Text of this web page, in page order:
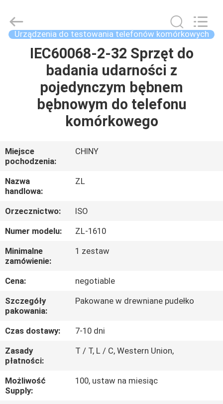
PRODUKTY
O
NAS
WYCIECZKA
PO
FABRYCE
KONTROLA
JAKOŚCI
SKONTAKTUJ
SIĘ
Z
NAMI
AKTUALNOŚCI
Technology
Ltd..
Urządzenia do testowania telefonów komórkowych
IEC60068-2-32 Sprzęt do
badania udarności z
pojedynczym bębnem
bębnowym do telefonu
komórkowego
Miejsce
pochodzenia:
CHINY
Nazwa
handlowa:
ZL
Orzecznictwo:
ISO
Numer modelu:
ZL-1610
Minimalne
zamówienie:
1 zestaw
Cena:
negotiable
Szczegóły
pakowania:
Pakowane w drewniane pudełko
Czas dostawy:
7-10 dni
Zasady
płatności:
T / T, L / C, Western Union,
Możliwość
Supply:
100, ustaw na miesiąc